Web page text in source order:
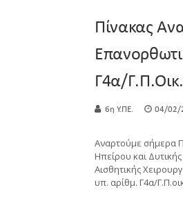
Πίνακας
Γ4α/
6η Υ.ΠΕ. 04/02/
Αναρτούμε σήμερα
Ηπείρου και
Αισθητικής
υπ. αρίθμ. Γ4α/